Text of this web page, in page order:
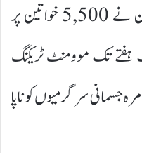
یونیورسٹی آف کیلیفورنیا کے ماہرین نے 5,500 خواتین پر
ہفتے تک موومنٹ ٹریکنگ
جسمانی سرگرمیوں کو ناپا